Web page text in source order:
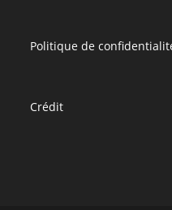
Politique de
Crédit